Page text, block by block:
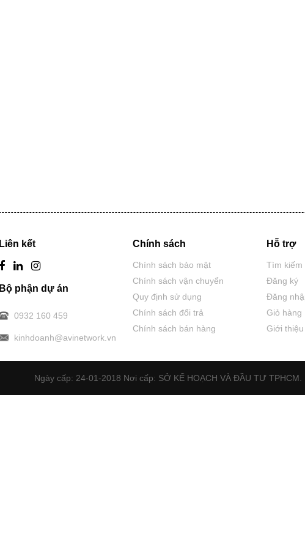
Liên kết
Bộ phận dự án
0932 160 459
kinhdoanh@avinetwork.vn
Chính sách
Chính sách bảo mật
Chính sách vận chuyển
Quy định sử dụng
Chính sách đổi trả
Chính sách bán hàng
Hỗ trợ
Tìm kiếm
Đăng ký
Đăng
Giỏ hàng
Giới thiệu
Ngày cấp: 24-01-2018 Nơi cấp: SỞ KẾ HOẠCH VÀ ĐẦU TƯ TPHCM.